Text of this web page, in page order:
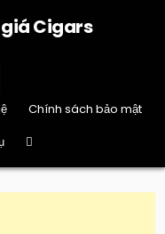
Cigars
Chính sách bảo mật